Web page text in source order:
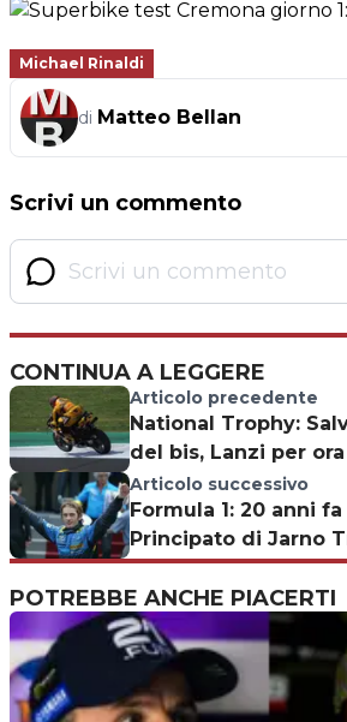
Michael Rinaldi
di Matteo Bellan
Scrivi un commento
CONTINUA A LEGGERE
Articolo precedente
National Trophy:
del bis, Lanzi per
Articolo successivo
Formula 1: 20 anni
Principato di Jarno
POTREBBE ANCHE PIACERTI